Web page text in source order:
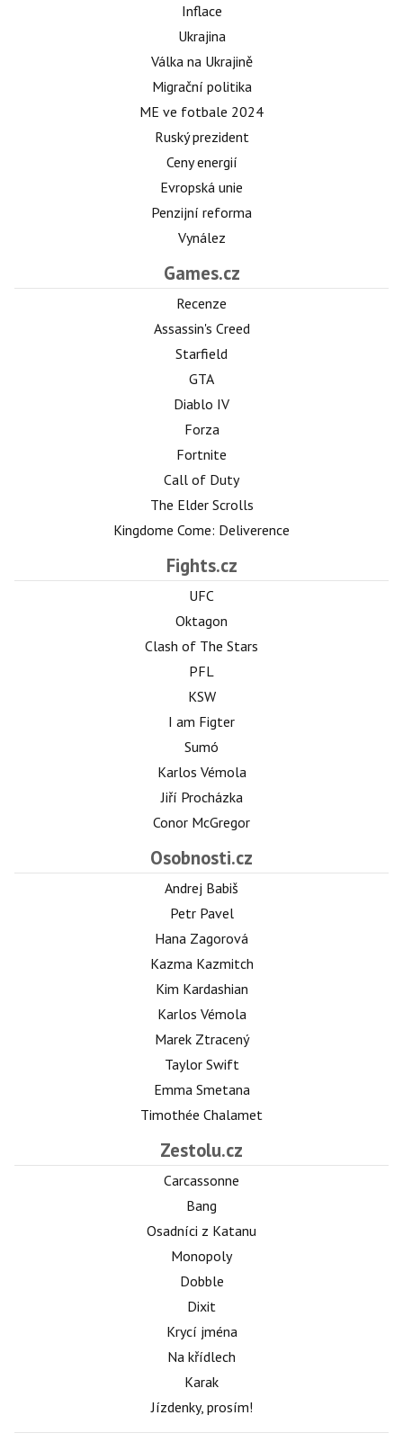
Inflace
Ukrajina
Válka na Ukrajině
Migrační politika
ME ve fotbale 2024
Ruský prezident
Ceny energií
Evropská unie
Penzijní reforma
Vynález
Games.cz
Recenze
Assassin's Creed
Starfield
GTA
Diablo IV
Forza
Fortnite
Call of Duty
The Elder Scrolls
Kingdome Come: Deliverence
Fights.cz
UFC
Oktagon
Clash of The Stars
PFL
KSW
I am Figter
Sumó
Karlos Vémola
Jiří Procházka
Conor McGregor
Osobnosti.cz
Andrej Babiš
Petr Pavel
Hana Zagorová
Kazma Kazmitch
Kim Kardashian
Karlos Vémola
Marek Ztracený
Taylor Swift
Emma Smetana
Timothée Chalamet
Zestolu.cz
Carcassonne
Bang
Osadníci z Katanu
Monopoly
Dobble
Dixit
Krycí jména
Na křídlech
Karak
Jízdenky, prosím!